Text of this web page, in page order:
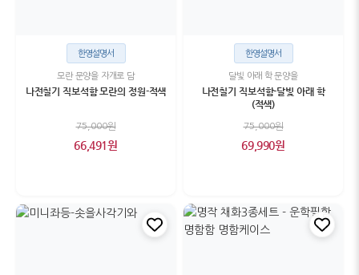
한영설명서
모란 문양을 자개로 담
나전칠기 직보석함 모란의 정원-적색
75,000원
66,491원
한영설명서
달빛 아래 학 문양을
나전칠기 직보석함-달빛 아래 학
(적색)
75,000원
69,990원